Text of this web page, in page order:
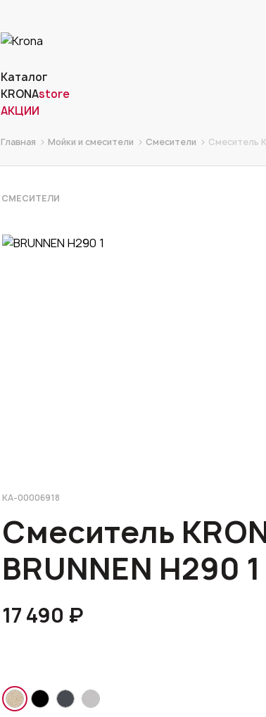
Каталог
KRONAstore
АКЦИИ
Главная Мойки и смесители Смесители Смеситель
СМЕСИТЕЛИ
КА-00006918
Смеситель
BRUNNEN H290
17 490 ₽